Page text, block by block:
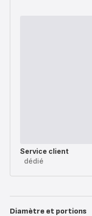
Service client
dédié
Diamètre et portions